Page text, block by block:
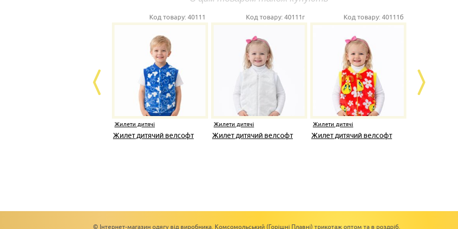
Код товару:40111
Жилети дитячі
Жилет дитячий велсофт
Код товару:40111г
Жилети дитячі
Жилет дитячий велсофт
Код товару:40111б
Жилети дитячі
Жилет дитячий велсофт
© Інтернет-магазин одягу від виробника. Комсомольський (Горішні Плавні) трикотаж оптом та в роздріб.